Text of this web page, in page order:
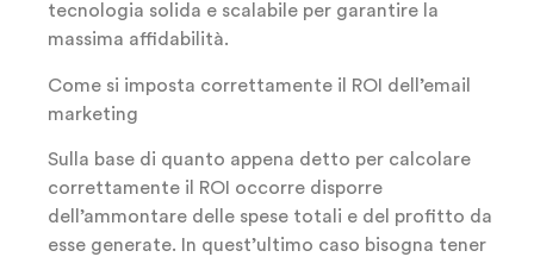
tecnologia solida e scalabile per garantire la
massima affidabilità.
Come si imposta correttamente il ROI dell’email
marketing
Sulla base di quanto appena detto per calcolare
correttamente il ROI occorre disporre
dell’ammontare delle spese totali e del profitto da
esse generate. In quest’ultimo caso bisogna tener